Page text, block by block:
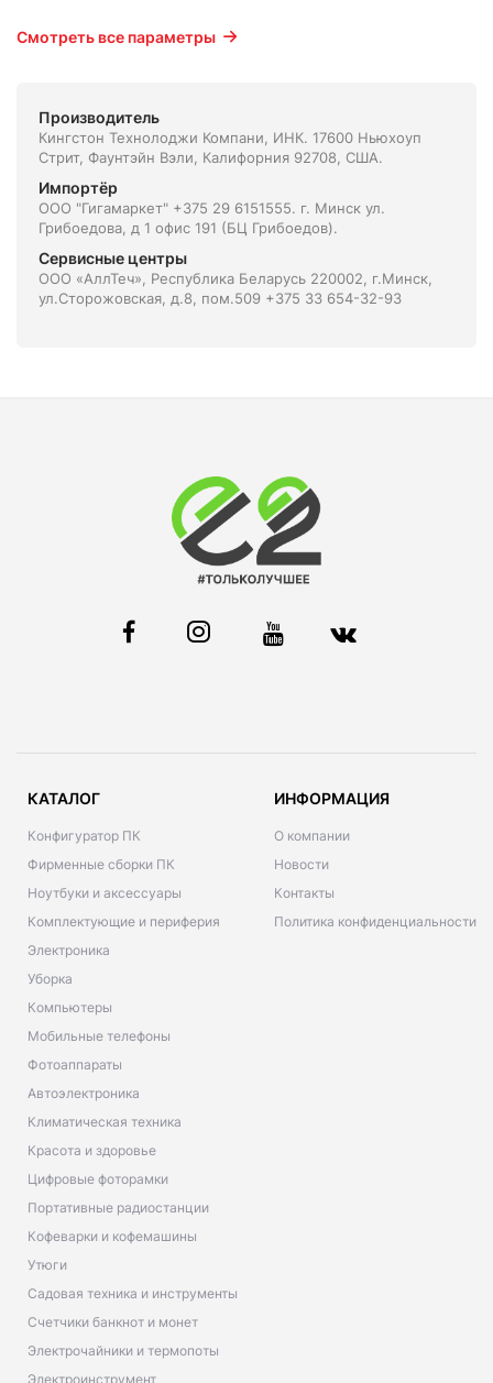
Смотреть все параметры
Производитель
Кингстон Технолоджи Компани, ИНК. 17600 Ньюхоуп
Стрит, Фаунтэйн Вэли, Калифорния 92708, США.
Импортёр
ООО "Гигамаркет" +375 29 6151555. г. Минск ул.
Грибоедова, д 1 офис 191 (БЦ Грибоедов).
Сервисные центры
ООО «АллТеч», Республика Беларусь 220002, г.Минск,
ул.Сторожовская, д.8, пом.509 +375 33 654-32-93
КАТАЛОГ
Конфигуратор ПК
Фирменные сборки ПК
Ноутбуки и аксессуары
Комплектующие и периферия
Электроника
Уборка
Компьютеры
Мобильные телефоны
Фотоаппараты
Автоэлектроника
Климатическая техника
Красота и здоровье
Цифровые фоторамки
Портативные радиостанции
Кофеварки и кофемашины
Утюги
Садовая техника и инструменты
Счетчики банкнот и монет
Электрочайники и термопоты
Электроинструмент
ИНФОРМАЦИЯ
О компании
Новости
Контакты
Политика конфиденциальности